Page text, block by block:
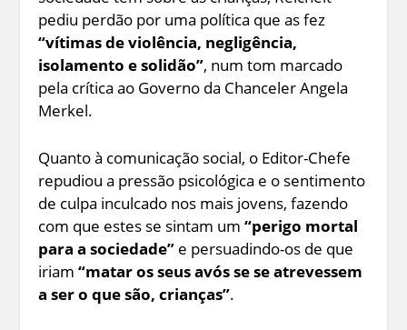
pediu perdão por uma política que as fez
“vítimas de violência, negligência,
isolamento e solidão”, num tom marcado
pela crítica ao Governo da Chanceler Angela
Merkel.
Quanto à comunicação social, o Editor-Chefe
repudiou a pressão psicológica e o sentimento
de culpa inculcado nos mais jovens, fazendo
com que estes se sintam um“perigo mortal
para a sociedade” e persuadindo-os de que
iriam“matar os seus avós se se atrevessem
a ser o que são, crianças”.